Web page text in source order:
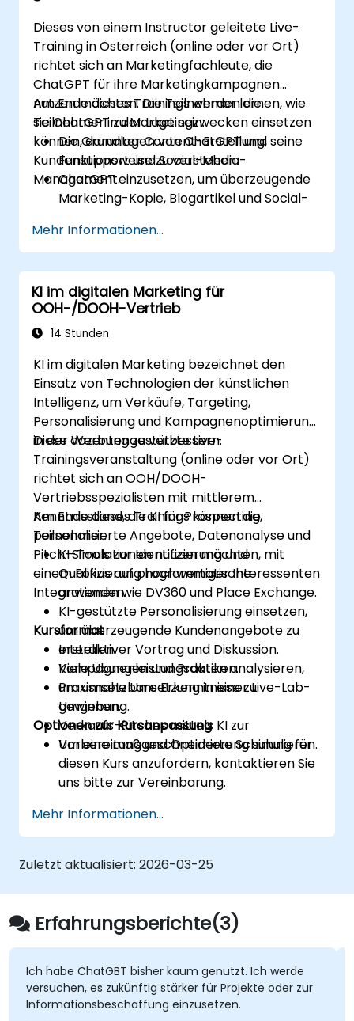
Dieses von einem Instructor geleitete Live-
Training in Österreich (online oder vor Ort)
richtet sich an Marketingfachleute, die
ChatGPT für ihre Marketingkampagnen
nutzen möchten. Die Teilnehmer lernen, wie
sie ChatGPT zu Marketingzwecken einsetzen
können, darunter Content-Erstellung,
Kundensupport und Social-Media-
Management.
Am Ende dieses Trainings werden die
Teilnehmer in der Lage sein:
Die Grundlagen von ChatGPT und seine
Funktionsweise zu verstehen.
ChatGPT einzusetzen, um überzeugende
Marketing-Kopie, Blogartikel und Social-
Einen Chatbot mit ChatGPT zu
entwickeln, um den Kundensupport und
die Interaktion zu verbessern.
ChatGPT in ihre Marketingstrategie zu
integrieren, um Zeit zu sparen und die
Effizienz zu steigern.
Mehr Informationen...
KI im digitalen Marketing für
OOH-/DOOH-Vertrieb
14 Stunden
KI im digitalen Marketing bezeichnet den
Einsatz von Technologien der künstlichen
Intelligenz, um Verkäufe, Targeting,
Personalisierung und Kampagnenoptimierung
in der Werbung zu verbessern.
Diese dozentengestützte Live-
Trainingsveranstaltung (online oder vor Ort)
richtet sich an OOH/DOOH-
Vertriebsspezialisten mit mittlerem
Kenntnisstand, die KI für Prospecting,
personalisierte Angebote, Datenanalyse und
Pitch-Simulationen nutzen möchten, mit
einem Fokus auf programmatische
Integrationen wie DV360 und Place Exchange.
Am Ende dieses Trainings können die
Teilnehmer:
KI-Tools zur Identifizierung und
Qualifizierung hochwertiger Interessenten
anwenden.
KI-gestützte Personalisierung einsetzen,
um überzeugende Kundenangebote zu
erstellen.
Kampagnenleistungsdaten analysieren,
um umsetzbare Erkenntnisse zu
gewinnen.
Verkaufs-Pitches mittels KI zur
Vorbereitung und Optimierung simulieren.
Kursformat
Interaktiver Vortrag und Diskussion.
Viele Übungen und Praktiken.
Praxisnahe Umsetzung in einer Live-Lab-
Umgebung.
Optionen zur Kursanpassung
Um eine maßgeschneiderte Schulung für
diesen Kurs anzufordern, kontaktieren Sie
uns bitte zur Vereinbarung.
Mehr Informationen...
Zuletzt aktualisiert: 2026-03-25
Erfahrungsberichte(3)
Ich habe ChatGBT bisher kaum genutzt. Ich werde
versuchen, es zukünftig stärker für Projekte oder zur
Informationsbeschaffung einzusetzen.